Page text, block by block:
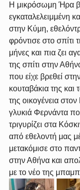
Η μικρόσωμη Ήρα
εγκαταλελειμμένη
στην Κύμη,
φρόντισε στο σπίτι
μήνες και πια ζει
της σπίτι στην
που είχε βρεθεί
κουταβάκια της και
της οικογένεια
γλυκιά Φερνάντα
τριγυρίζει στα
από εθελοντή μας
μετακόμισε στο
στην Αθήνα και
με το νέο της